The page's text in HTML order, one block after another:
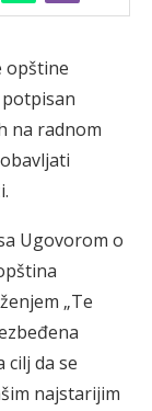
opštine
na radnom
Ugovorom o
„Te
cilj da se
najstarijim